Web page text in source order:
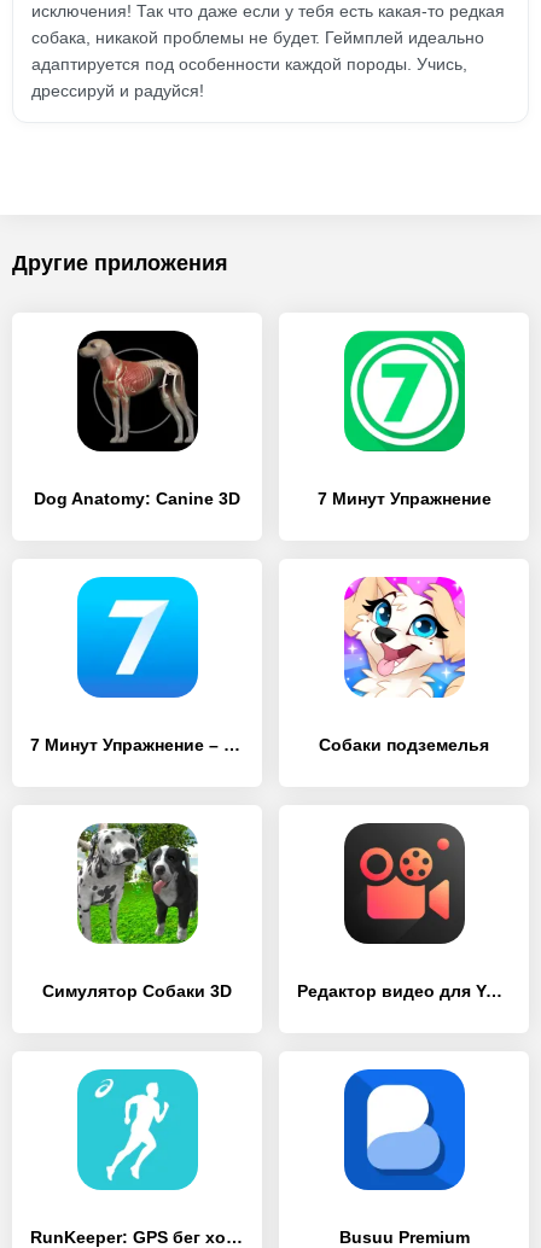
исключения! Так что даже если у тебя есть какая-то редкая
собака, никакой проблемы не будет. Геймплей идеально
адаптируется под особенности каждой породы. Учись,
дрессируй и радуйся!
Другие приложения
Dog Anatomy: Canine 3D 7 Минут Упражнение
7 Минут Упражнение – Семь Собаки подземелья
Симулятор Собаки 3D Редактор видео для YouTube – Video.Guru
RunKeeper: GPS бег ходьба Busuu Premium